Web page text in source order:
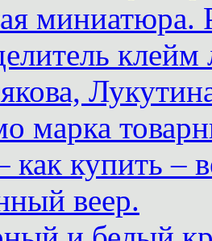
миниатюра.
марка
как купить –
веер.